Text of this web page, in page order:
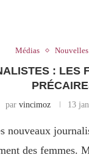
Médias
: LES
par vincimoz 13
nouveaux
des femmes.